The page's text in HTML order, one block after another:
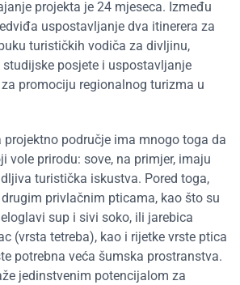
projekta je 24 mjeseca. Između
uspostavljanje dva itinerera za
turističkih vodiča za divljinu,
posjete i uspostavljanje
promociju regionalnog turizma u
područje ima mnogo toga da
vole prirodu: sove, na primjer, imaju
turistička iskustva. Pored toga,
privlačnim pticama, kao što su
sup i sivi soko, ili jarebica
(vrsta tetreba), kao i rijetke vrste ptica
potrebna veća šumska prostranstva.
jedinstvenim potencijalom za